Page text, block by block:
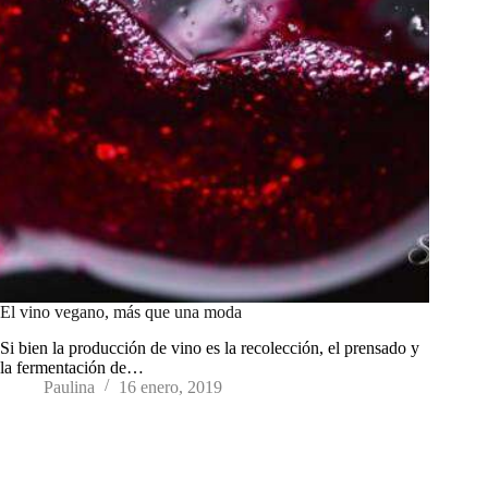
El vino vegano, más que una moda
Si bien la producción de vino es la recolección, el prensado y
la fermentación de…
Paulina
16 enero, 2019